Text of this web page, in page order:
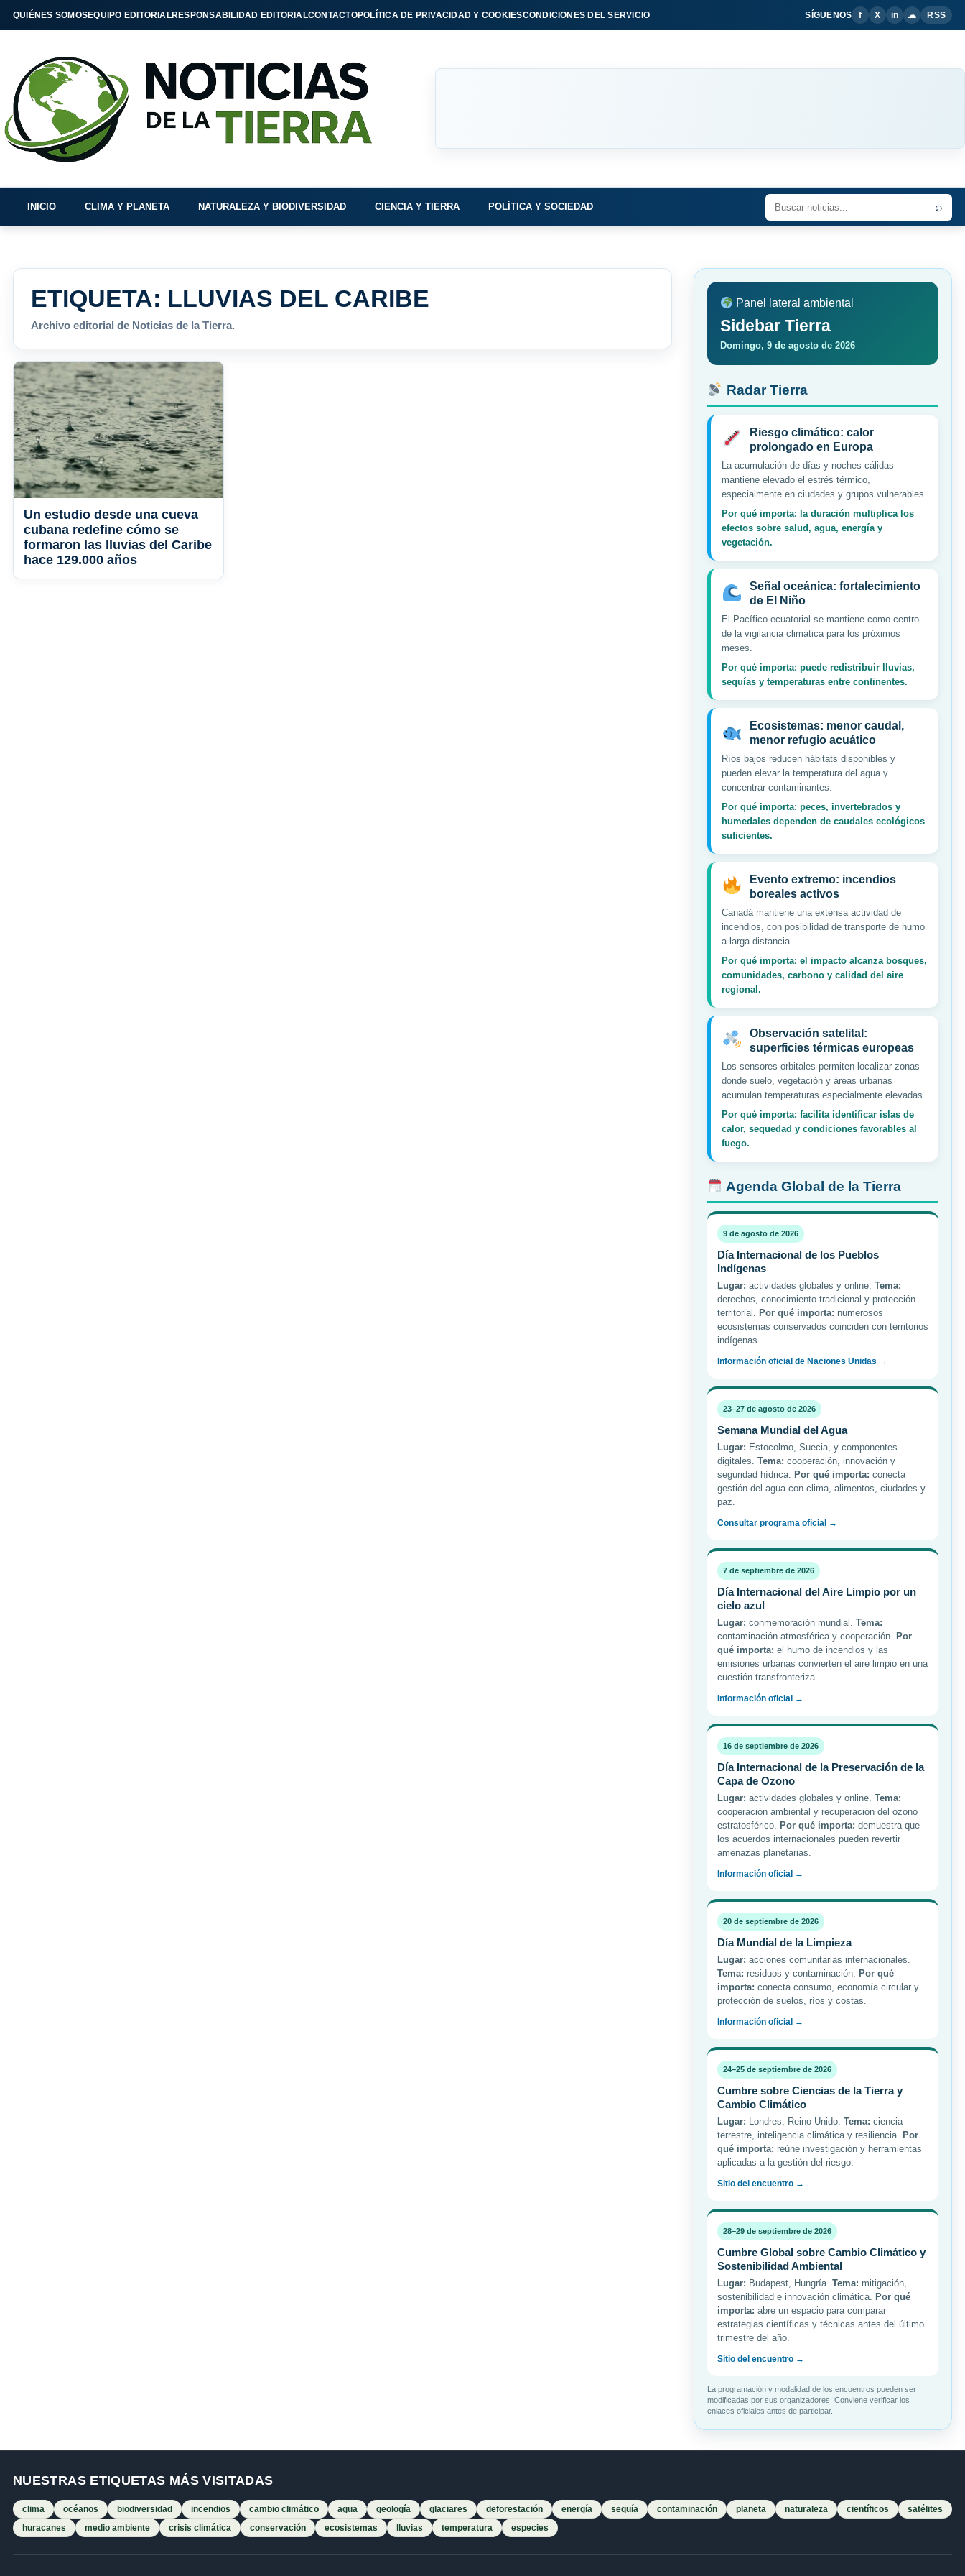
QUIÉNES SOMOSEQUIPO EDITORIALRESPONSABILIDAD EDITORIALCONTACTOPOLÍTICA DE PRIVACIDAD Y COOKIESCONDICIONES DEL SERVICIO SÍGUENOS f X in ☁ RSS
INICIO CLIMA Y PLANETA NATURALEZA Y BIODIVERSIDAD CIENCIA Y TIERRA POLÍTICA Y SOCIEDAD ⌕
ETIQUETA: LLUVIAS DEL CARIBE
Archivo editorial de Noticias de la Tierra.
Un estudio desde una cueva
cubana redefine cómo se
formaron las lluvias del Caribe
hace 129.000 años
Panel lateral ambiental
Sidebar Tierra
Domingo, 9 de agosto de 2026
Radar Tierra
Riesgo climático: calor
prolongado en Europa
La acumulación de días y noches cálidas
mantiene elevado el estrés térmico,
especialmente en ciudades y grupos vulnerables.
Por qué importa: la duración multiplica los
efectos sobre salud, agua, energía y
vegetación.
Señal oceánica: fortalecimiento
de El Niño
El Pacífico ecuatorial se mantiene como centro
de la vigilancia climática para los próximos
meses.
Por qué importa: puede redistribuir lluvias,
sequías y temperaturas entre continentes.
Ecosistemas: menor caudal,
menor refugio acuático
Ríos bajos reducen hábitats disponibles y
pueden elevar la temperatura del agua y
concentrar contaminantes.
Por qué importa: peces, invertebrados y
humedales dependen de caudales ecológicos
suficientes.
Evento extremo: incendios
boreales activos
Canadá mantiene una extensa actividad de
incendios, con posibilidad de transporte de humo
a larga distancia.
Por qué importa: el impacto alcanza bosques,
comunidades, carbono y calidad del aire
regional.
Observación satelital:
superficies térmicas europeas
Los sensores orbitales permiten localizar zonas
donde suelo, vegetación y áreas urbanas
acumulan temperaturas especialmente elevadas.
Por qué importa: facilita identificar islas de
calor, sequedad y condiciones favorables al
fuego.
Agenda Global de la Tierra
9 de agosto de 2026
Día Internacional de los Pueblos
Indígenas
Lugar: actividades globales y online. Tema:
derechos, conocimiento tradicional y protección
territorial. Por qué importa: numerosos
ecosistemas conservados coinciden con territorios
indígenas.
Información oficial de Naciones Unidas →
23–27 de agosto de 2026
Semana Mundial del Agua
Lugar: Estocolmo, Suecia, y componentes
digitales. Tema: cooperación, innovación y
seguridad hídrica. Por qué importa: conecta
gestión del agua con clima, alimentos, ciudades y
paz.
Consultar programa oficial →
7 de septiembre de 2026
Día Internacional del Aire Limpio por un
cielo azul
Lugar: conmemoración mundial. Tema:
contaminación atmosférica y cooperación. Por
qué importa: el humo de incendios y las
emisiones urbanas convierten el aire limpio en una
cuestión transfronteriza.
Información oficial →
16 de septiembre de 2026
Día Internacional de la Preservación de la
Capa de Ozono
Lugar: actividades globales y online. Tema:
cooperación ambiental y recuperación del ozono
estratosférico. Por qué importa: demuestra que
los acuerdos internacionales pueden revertir
amenazas planetarias.
Información oficial →
20 de septiembre de 2026
Día Mundial de la Limpieza
Lugar: acciones comunitarias internacionales.
Tema: residuos y contaminación. Por qué
importa: conecta consumo, economía circular y
protección de suelos, ríos y costas.
Información oficial →
24–25 de septiembre de 2026
Cumbre sobre Ciencias de la Tierra y
Cambio Climático
Lugar: Londres, Reino Unido. Tema: ciencia
terrestre, inteligencia climática y resiliencia. Por
qué importa: reúne investigación y herramientas
aplicadas a la gestión del riesgo.
Sitio del encuentro →
28–29 de septiembre de 2026
Cumbre Global sobre Cambio Climático y
Sostenibilidad Ambiental
Lugar: Budapest, Hungría. Tema: mitigación,
sostenibilidad e innovación climática. Por qué
importa: abre un espacio para comparar
estrategias científicas y técnicas antes del último
trimestre del año.
Sitio del encuentro →
La programación y modalidad de los encuentros pueden ser
modificadas por sus organizadores. Conviene verificar los
enlaces oficiales antes de participar.
NUESTRAS ETIQUETAS MÁS VISITADAS
clima océanos biodiversidad incendios cambio climático agua geología glaciares deforestación energía sequía contaminación planeta naturaleza científicos
satélites
huracanes
medio ambiente crisis climática conservación ecosistemas lluvias temperatura especies